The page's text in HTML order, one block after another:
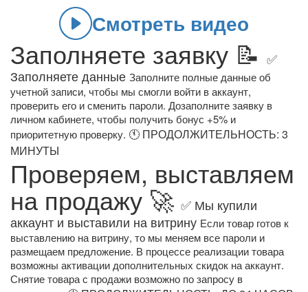
Смотреть видео
Заполняете заявку 📝 ✅
Заполняете данные Заполните полные данные об
учетной записи, чтобы мы смогли войти в аккаунт,
проверить его и сменить пароли. Дозаполните заявку в
личном кабинете, чтобы получить бонус +5% и
приоритетную проверку. 🕚 ПРОДОЛЖИТЕЛЬНОСТЬ: 3
МИНУТЫ
Проверяем, выставляем
на продажу 🚀 ✅ Мы купили
аккаунт и выставили на витрину Если товар готов к
выставлению на витрину, то мы меняем все пароли и
размещаем предложение. В процессе реализации товара
возможны активации дополнительных скидок на аккаунт.
Снятие товара с продажи возможно по запросу в